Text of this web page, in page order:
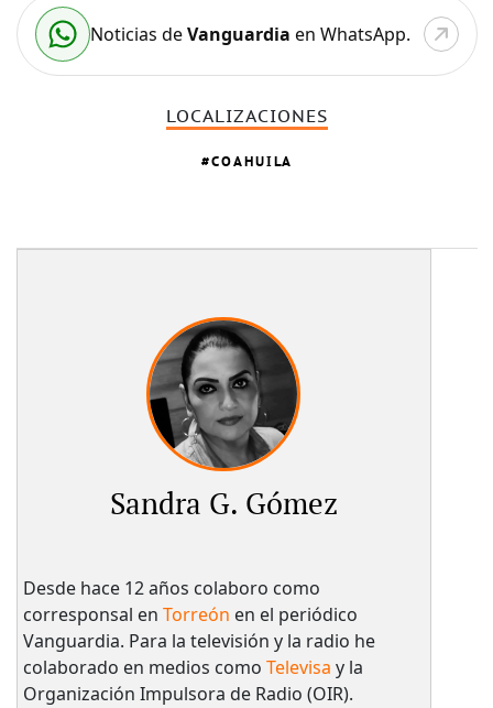
Noticias deVanguardia en WhatsApp.
LOCALIZACIONES
COAHUILA
Sandra G. Gómez
Desde hace 12 años colaboro como
corresponsal en Torreón en el periódico
Vanguardia. Para la televisión y la radio he
colaborado en medios como Televisa y la
Organización Impulsora de Radio (OIR).